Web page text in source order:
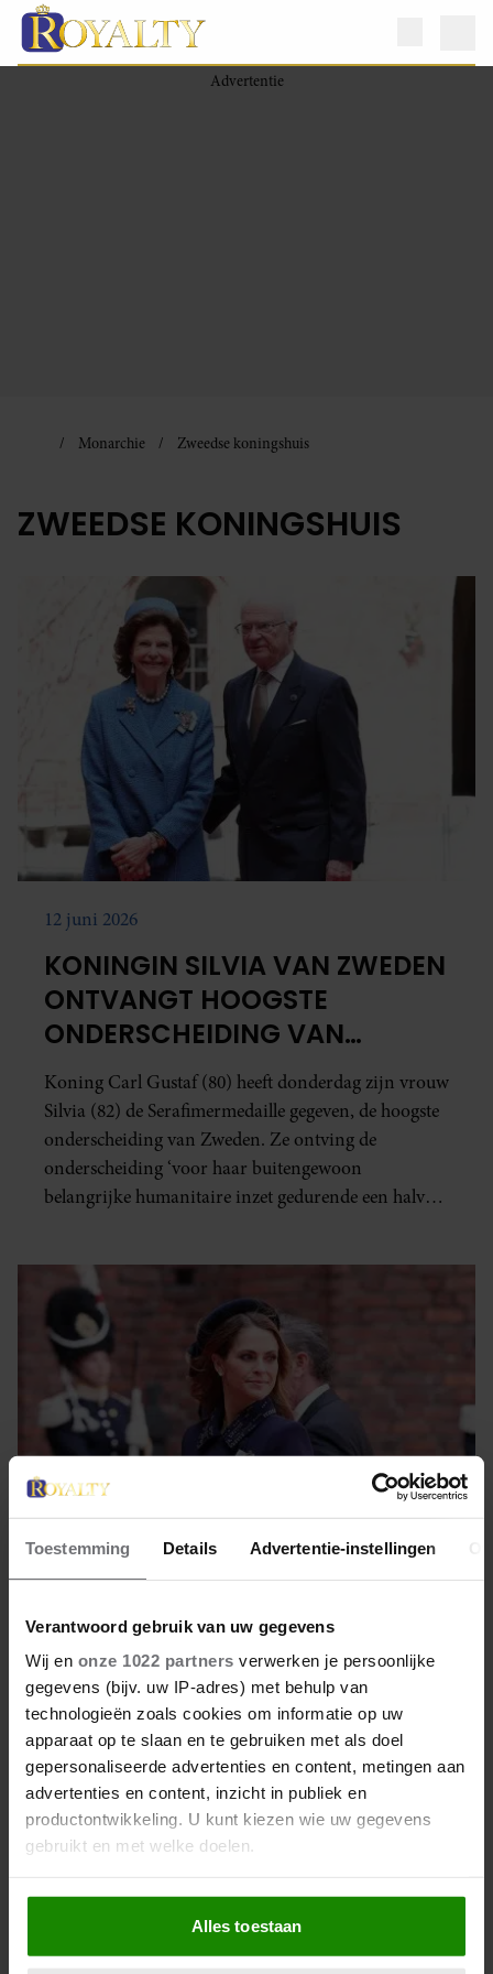
Toestemming Details Advertentie-instellingen
Verantwoord gebruik van uw gegevens
Wij en onze 1022 partners verwerken je persoonlijke
gegevens (bijv. uw IP-adres) met behulp van
technologieën zoals cookies om informatie op uw
apparaat op te slaan en te gebruiken met als doel
gepersonaliseerde advertenties en content, metingen aan
advertenties en content, inzicht in publiek en
productontwikkeling. U kunt kiezen wie uw gegevens
gebruikt en met welke doelen.
Als u het toestaat, willen we ook graag:
Informatie verzamelen over uw geografische
locatie, die tot een paar meter nauwkeurig kan zijn
Alles toestaan
Monarchie Zweedse koningshuis
ZWEEDSE KONINGSHUIS
12 juni 2026
KONINGIN SILVIA VAN ZWEDEN
ONTVANGT HOOGSTE
ONDERSCHEIDING VAN
KONING CARL GUSTAF
Koning Carl Gustaf (80) heeft donderdag zijn vrouw
Silvia (82) de Serafimermedaille gegeven, de hoogste
onderscheiding van Zweden. Ze ontving de
onderscheiding ‘voor haar buitengewoon
belangrijke humanitaire inzet gedurende een halve
PRINSES MADELEINE VAN
ZWEDEN BLAAST 44 KAARSJES
UIT
Hoera! De Zweedse prinses Madeleine viert vandaag
haar 44e verjaardag. Op Instagram deelt het Zweedse
hof een foto van de jarige prinses. Wat weten we
eigenlijk over haar?